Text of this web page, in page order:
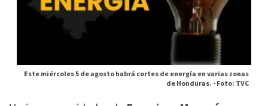
Este miércoles 5 de agosto habrá cortes de energía en varias zonas
de Honduras. -Foto: TVC